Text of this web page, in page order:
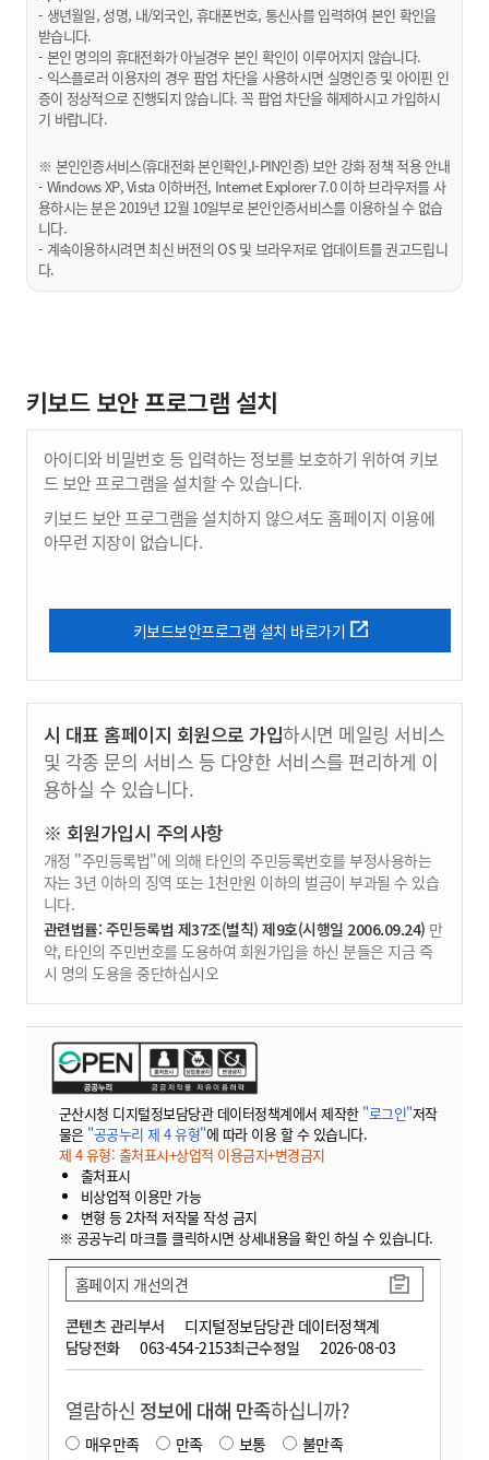
- 생년월일, 성명, 내/외국인, 휴대폰번호, 통신사를 입력하여 본인 확인을
받습니다.
- 본인 명의의 휴대전화가 아닐경우 본인 확인이 이루어지지 않습니다.
- 익스플로러 이용자의 경우 팝업 차단을 사용하시면 실명인증 및 아이핀 인
증이 정상적으로 진행되지 않습니다. 꼭 팝업 차단을 해제하시고 가입하시
기 바랍니다.
※ 본인인증서비스(휴대전화 본인확인,I-PIN인증) 보안 강화 정책 적용 안내
- Windows XP, Vista 이하버전, Internet Explorer 7.0 이하 브라우저를 사
용하시는 분은 2019년 12월 10일부로 본인인증서비스를 이용하실 수 없습
니다.
- 계속이용하시려면 최신 버전의 OS 및 브라우저로 업데이트를 권고드립니
다.
키보드 보안 프로그램 설치
아이디와 비밀번호 등 입력하는 정보를 보호하기 위하여 키보
드 보안 프로그램을 설치할 수 있습니다.
키보드 보안 프로그램을 설치하지 않으셔도 홈페이지 이용에
아무런 지장이 없습니다.
키보드보안프로그램 설치 바로가기
시 대표 홈페이지 회원으로 가입하시면 메일링 서비스
및 각종 문의 서비스 등 다양한 서비스를 편리하게 이
용하실 수 있습니다.
※ 회원가입시 주의사항
개정 "주민등록법"에 의해 타인의 주민등록번호를 부정사용하는
자는 3년 이하의 징역 또는 1천만원 이하의 벌금이 부과될 수 있습
니다.
관련법률: 주민등록법 제37조(벌칙) 제9호(시행일 2006.09.24) 만
약, 타인의 주민번호를 도용하여 회원가입을 하신 분들은 지금 즉
시 명의 도용을 중단하십시오
군산시청 디지털정보담당관 데이터정책계에서 제작한 "로그인"저작
물은 "공공누리 제 4 유형"에 따라 이용 할 수 있습니다.
제 4 유형: 출처표시+상업적 이용금지+변경금지
출처표시
비상업적 이용만 가능
변형 등 2차적 저작물 작성 금지
※ 공공누리 마크를 클릭하시면 상세내용을 확인 하실 수 있습니다.
콘텐츠 관리부서
디지털정보담당관 데이터정책계
담당전화
063-454-2153최근수정일 2026-08-03
홈페이지 개선의견
열람하신 정보에 대해 만족하십니까?
매우만족 만족 보통
불만족